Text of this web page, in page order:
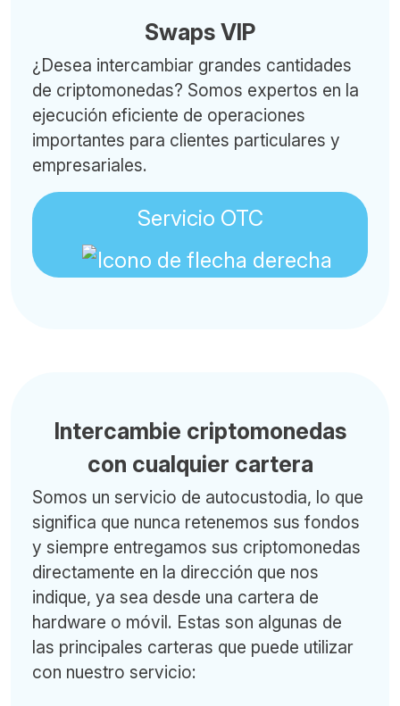
Swaps VIP
¿Desea intercambiar grandes cantidades
de criptomonedas? Somos expertos en la
ejecución eficiente de operaciones
importantes para clientes particulares y
empresariales.
Servicio OTC
Intercambie criptomonedas
con cualquier cartera
Somos un servicio de autocustodia, lo que
significa que nunca retenemos sus fondos
y siempre entregamos sus criptomonedas
directamente en la dirección que nos
indique, ya sea desde una cartera de
hardware o móvil. Estas son algunas de
las principales carteras que puede utilizar
con nuestro servicio: